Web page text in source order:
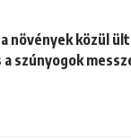
növények közül
szúnyogok